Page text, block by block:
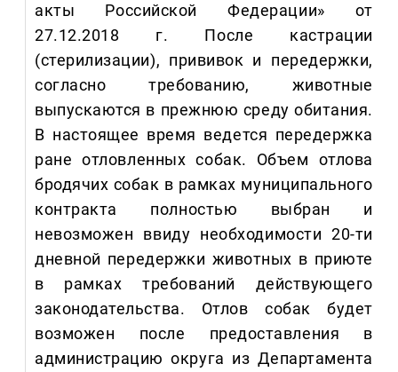
акты Российской Федерации» от
27.12.2018 г. После кастрации
(стерилизации), прививок и передержки,
согласно требованию, животные
выпускаются в прежнюю среду обитания.
В настоящее время ведется передержка
ране отловленных собак. Объем отлова
бродячих собак в рамках муниципального
контракта полностью выбран и
невозможен ввиду необходимости 20-ти
дневной передержки животных в приюте
в рамках требований действующего
законодательства. Отлов собак будет
возможен после предоставления в
администрацию округа из Департамента